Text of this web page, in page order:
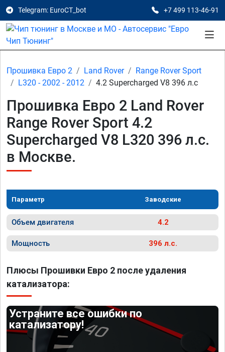
Telegram: EuroCT_bot +7 499 113-46-91
Прошивка Евро 2 Land Rover
Range Rover Sport
L320 - 2002 - 2012
4.2 Supercharged V8 396 л.с
Прошивка Евро 2 Land Rover
Range Rover Sport 4.2
Supercharged V8 L320 396 л.с.
в Москве.
Параметр Заводские
Объем двигателя 4.2
Мощность 396 л.с.
Плюсы Прошивки Евро 2 после удаления
катализатора:
Устраните все ошибки по
катализатору!